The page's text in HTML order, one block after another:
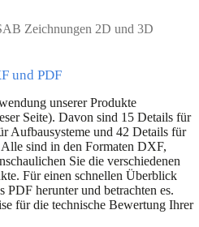
Zeichnungen 2D und 3D
und PDF
unserer Produkte
Seite). Davon sind 15 Details für
Aufbausysteme und 42 Details für
sind in den Formaten DXF,
Sie die verschiedenen
Für einen schnellen Überblick
PDF herunter und betrachten es.
für die technische Bewertung Ihrer